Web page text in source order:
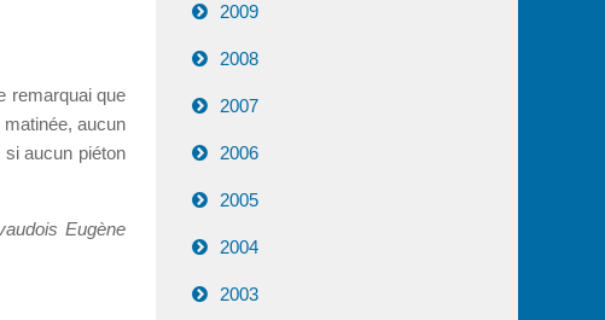
remarquai que
aucun
si aucun piéton
Eugène
2009
2008
2007
2006
2005
2004
2003